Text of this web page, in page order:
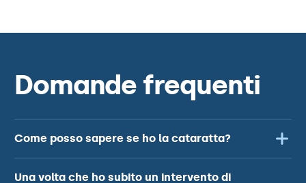
Domande frequenti
Come posso sapere se ho la cataratta?
Una volta che ho subito un intervento di